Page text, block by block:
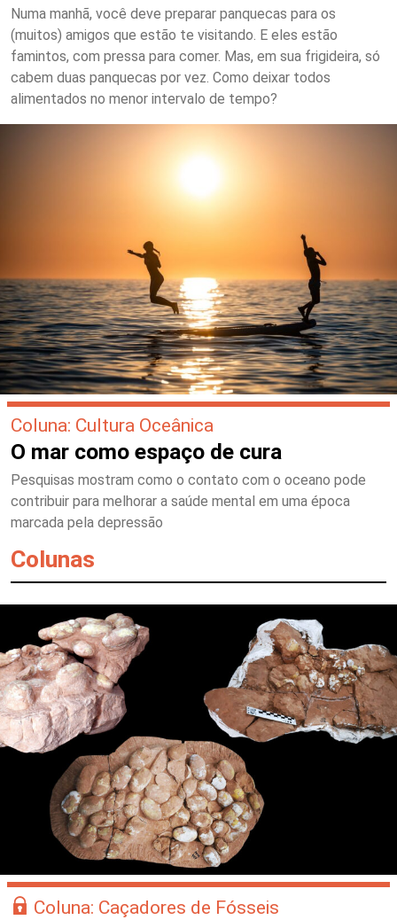
Numa manhã, você deve preparar panquecas para os
(muitos) amigos que estão te visitando. E eles estão
famintos, com pressa para comer. Mas, em sua frigideira, só
cabem duas panquecas por vez. Como deixar todos
alimentados no menor intervalo de tempo?
Coluna: Cultura Oceânica
O mar como espaço de cura
Pesquisas mostram como o contato com o oceano pode
contribuir para melhorar a saúde mental em uma época
marcada pela depressão
Colunas
Coluna: Caçadores de Fósseis